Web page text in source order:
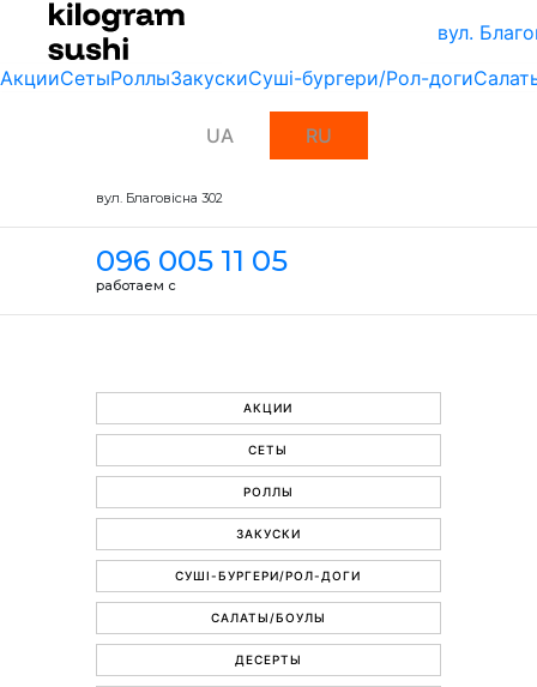
вул.
АкцииСетыРоллыЗакускиСуші-бургери/Рол-доги
UA RU
вул. Благовісна 302
096 005 11 05
работаем с
АКЦИИ
СЕТЫ
РОЛЛЫ
ЗАКУСКИ
СУШІ-БУРГЕРИ/РОЛ-ДОГИ
САЛАТЫ/БОУЛЫ
ДЕСЕРТЫ